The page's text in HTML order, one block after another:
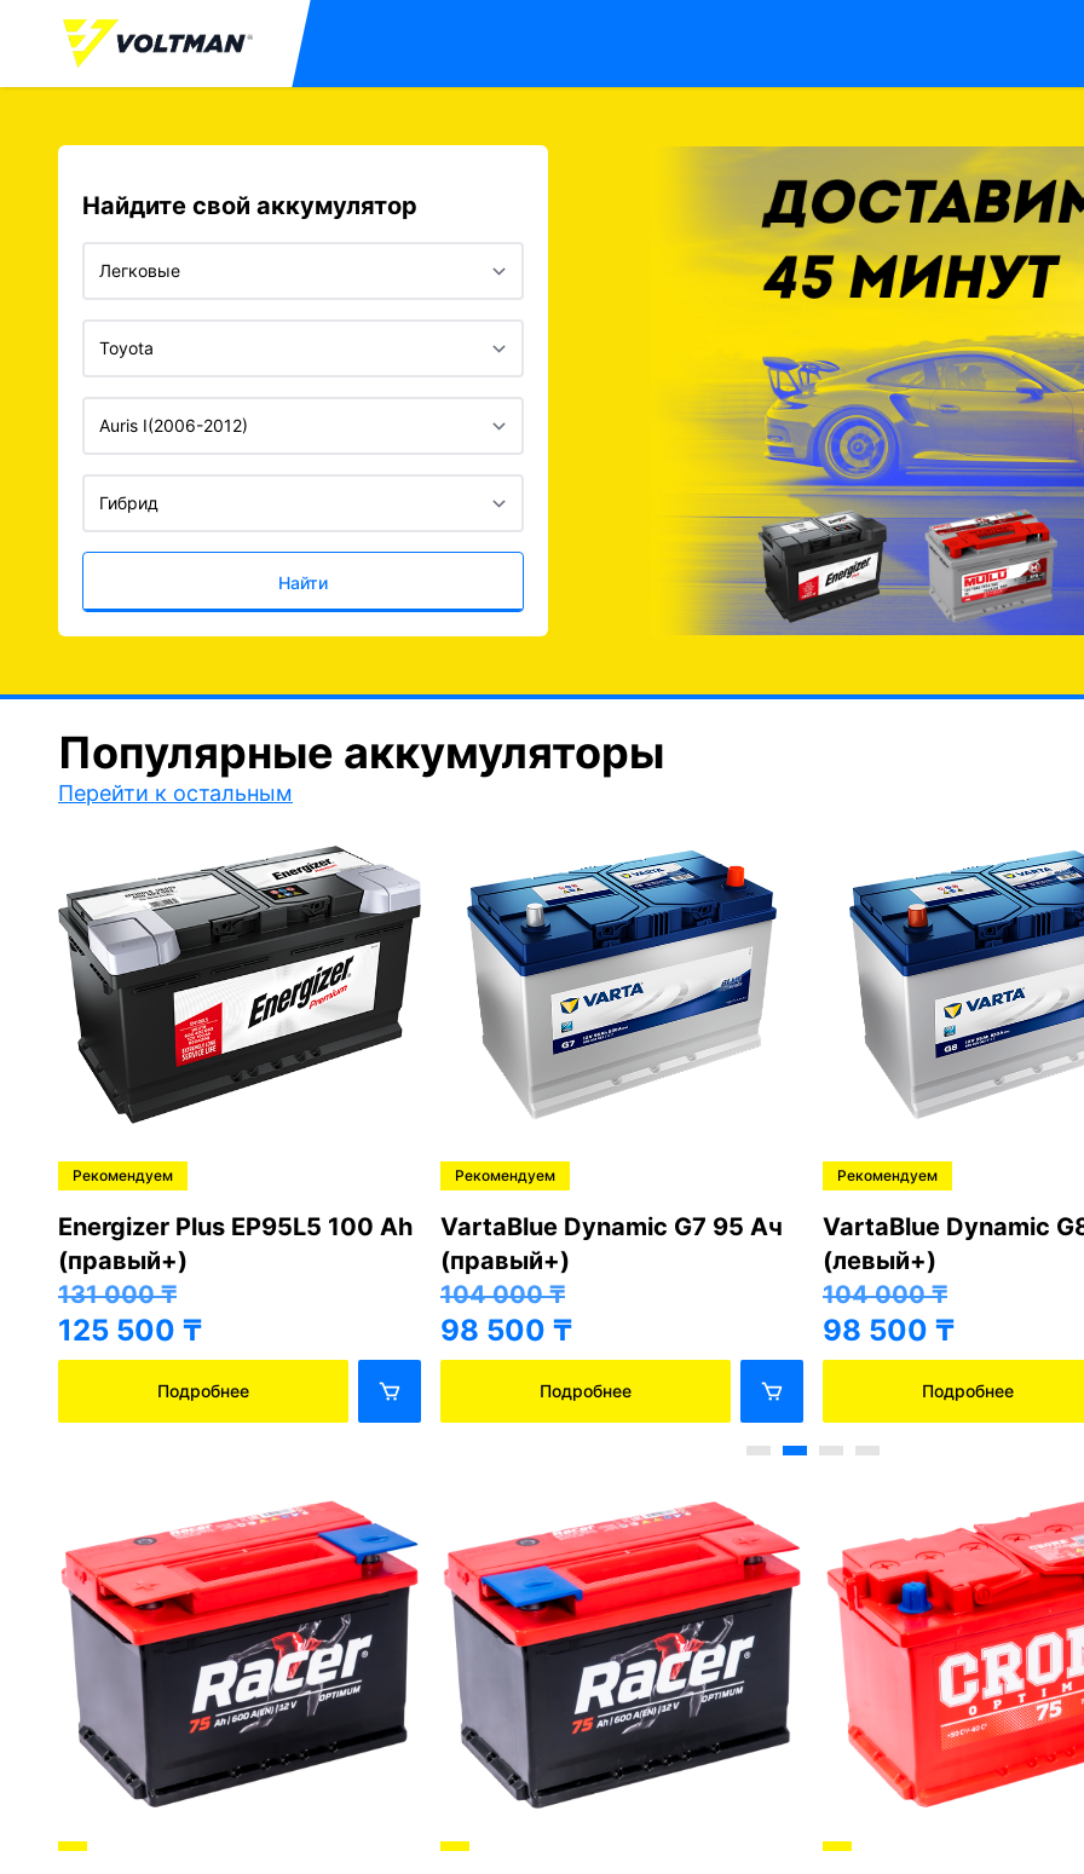
Найдите свой аккумулятор
Найти
Популярные аккумуляторы
Перейти к остальным
Рекомендуем
Energizer Plus EP95L5 100 Ah
(правый+)
131 000₸
125 500 ₸
Подробнее
Рекомендуем
VartaBlue Dynamic G7 95 Ач
(правый+)
104 000₸
98 500 ₸
Подробнее
Рекомендуем
VartaBlue Dynamic
(левый+)
104 000₸
98 500 ₸
Подробнее